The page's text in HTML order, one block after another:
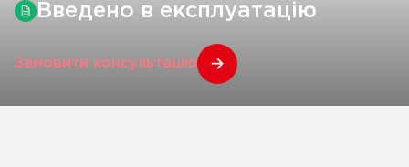
Введено в експлуатацію
Замовити консультацію